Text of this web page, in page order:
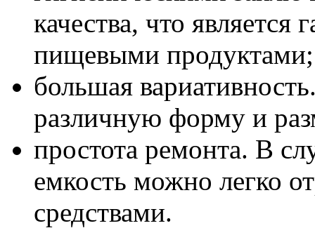
качества, что является
пищевыми продуктами;
большая
различную форму и
простота ремонта. В
емкость можно легко
средствами.